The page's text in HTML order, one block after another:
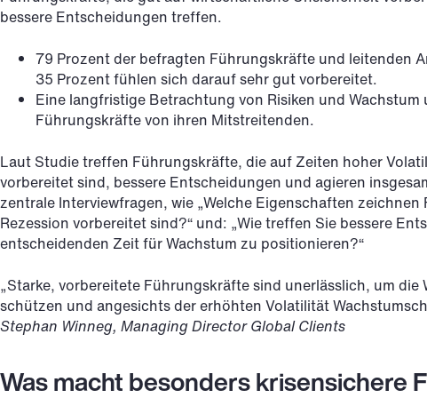
bessere Entscheidungen treffen.
79 Prozent der befragten Führungskräfte und leitenden
35 Prozent fühlen sich darauf sehr gut vorbereitet.
Eine langfristige Betrachtung von Risiken und
Führungskräfte von ihren Mitstreitenden.
Laut Studie treffen Führungskräfte, die auf Zeiten hoher
vorbereitet sind, bessere Entscheidungen und agieren
zentrale Interviewfragen, wie „Welche Eigenschaften
Rezession vorbereitet sind?“ und: „Wie treffen Sie bessere
entscheidenden Zeit für Wachstum zu positionieren?“
„Starke, vorbereitete Führungskräfte sind unerlässlich, um
schützen und angesichts der erhöhten Volatilität
Stephan Winneg, Managing Director Global Clients
Was macht besonders krisensichere